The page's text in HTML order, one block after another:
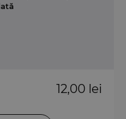
12,00 lei